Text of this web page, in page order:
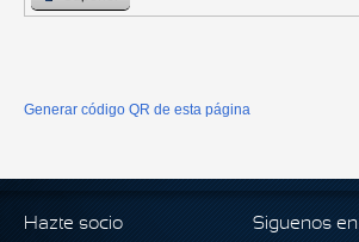
Generar código QR de esta página
Hazte socio Siguenos en